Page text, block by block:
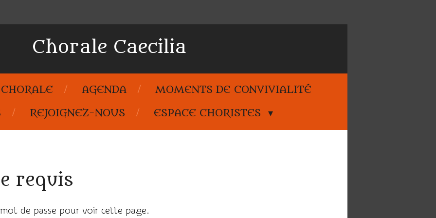
Chorale Caecilia
AGENDA
MOMENTS DE CONVIVIALITÉ
REJOIGNEZ-NOUS ESPACE CHORISTES
requis
de passe pour voir cette page.